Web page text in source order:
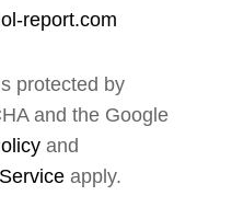
report.com
protected by
and the Google
and
apply.